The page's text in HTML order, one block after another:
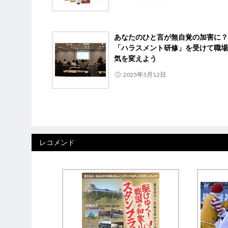
あなたのひと言が無自覚の加害
「ハラスメント研修」を受けて職
気を変えよう
2025年5月12日
レコメンド